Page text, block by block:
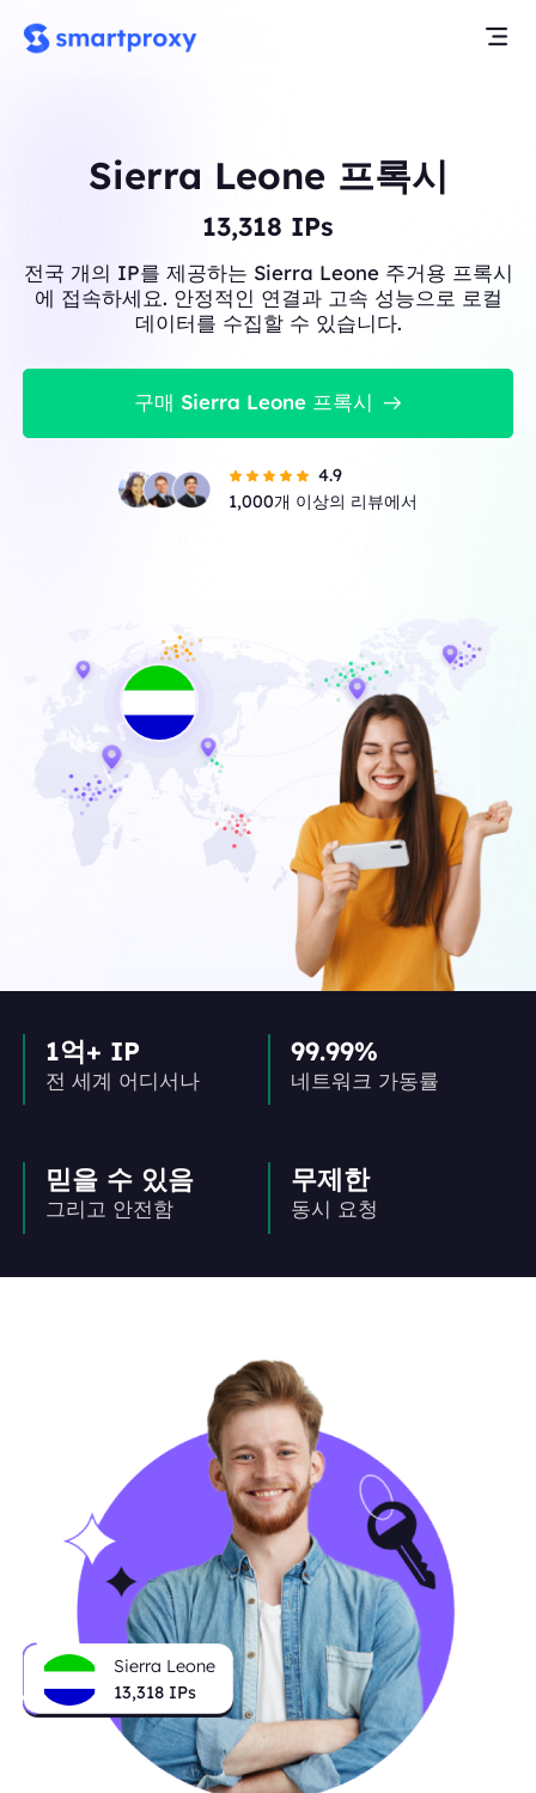
Sierra Leone 프록시
13,318 IPs
전국 개의 IP를 제공하는 Sierra Leone 주거용 프록시
에 접속하세요. 안정적인 연결과 고속 성능으로 로컬
데이터를 수집할 수 있습니다.
구매 Sierra Leone 프록시
4.9
1,000개 이상의 리뷰에서
1억+ IP
전 세계 어디서나
99.99%
네트워크 가동률
믿을 수 있음
그리고 안전함
무제한
동시 요청
Sierra Leone
13,318 IPs